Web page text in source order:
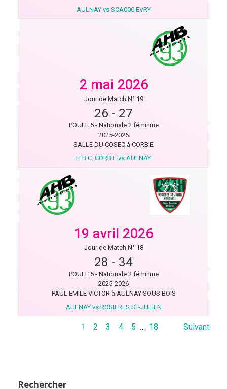
AULNAY vs SCA000 EVRY
2 mai 2026
Jour de Match N° 19
26 - 27
POULE 5 - Nationale 2 féminine
2025-2026
SALLE DU COSEC à CORBIE
H.B.C. CORBIE vs AULNAY
19 avril 2026
Jour de Match N° 18
28 - 34
POULE 5 - Nationale 2 féminine
2025-2026
PAUL EMILE VICTOR à AULNAY SOUS BOIS
AULNAY vs ROSIERES ST-JULIEN
1 2 3 4 5 … 18 Suivant
Rechercher